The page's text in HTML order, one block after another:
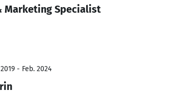
Marketing Specialist
- Feb. 2024